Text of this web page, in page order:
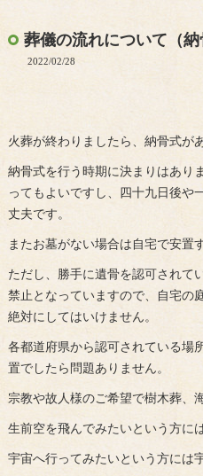
葬儀の流れについて（
2022/02/28
火葬が終わりましたら、納骨式が
納骨式を行う時期に決まりはあり
ってもよいですし、四十九日後や
丈夫です。
またお墓がない場合は自宅で安置
ただし、勝手に遺骨を認可されて
禁止となっていますので、自宅の
絶対にしてはいけません。
各都道府県から認可されている場
置でしたら問題ありません。
宗教や故人様のご希望で樹木葬、
生前空を飛んでみたいという方に
宇宙へ行ってみたいという方には